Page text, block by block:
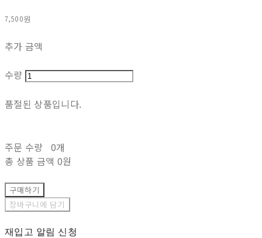
7,500원
추가 금액
수량
품절된 상품입니다.
주문 수량
0개
총 상품 금액 0원
구매하기
장바구니에 담기
재입고 알림 신청